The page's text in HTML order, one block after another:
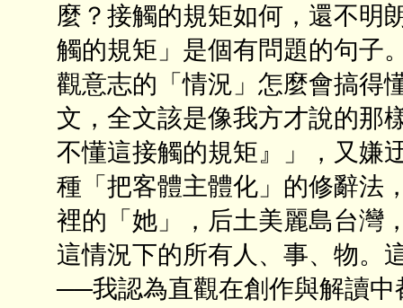
麼？接觸的規矩如何，還不
觸的規矩」是個有問題的句子
觀意志的「情況」怎麼會搞得
文，全文該是像我方才說的那
不懂這接觸的規矩』」，又嫌
種「把客體主體化」的修辭法
裡的「她」，后土美麗島台灣
這情況下的所有人、事、物。
──我認為直觀在創作與解讀中